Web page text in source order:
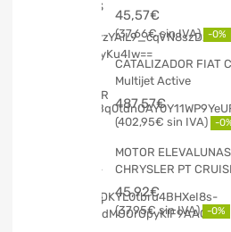
45,57€
37,66€ -0%
CATALIZADOR FIAT
Multijet Active
487,57€
402,95€ -
MOTOR
CHRYSLER PT
45,92€
37,95€ -0%